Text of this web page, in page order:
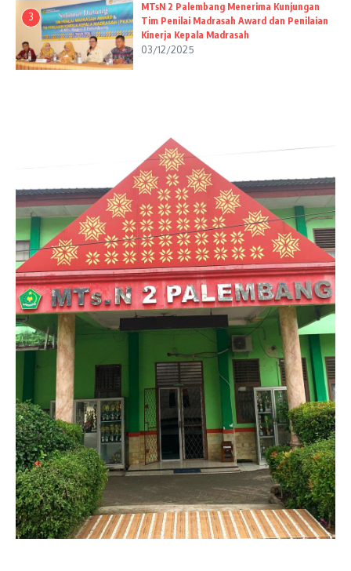
3
MTsN 2 Palembang Menerima Kunjungan
Tim Penilai Madrasah Award dan Penilaian
Kinerja Kepala Madrasah
03/12/2025